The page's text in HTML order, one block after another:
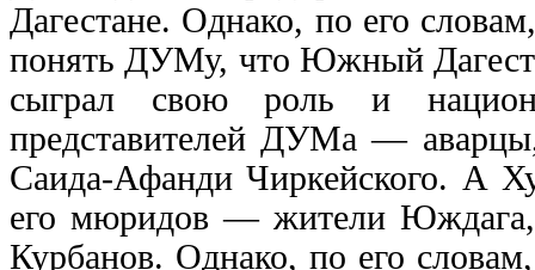
Дагестане. Однако, по его
понять ДУМу, что Южный
сыграл свою роль и
представителей ДУМа —
Саида-Афанди Чиркейского. А
его мюридов — жители Юждага,
Курбанов. Однако, по его